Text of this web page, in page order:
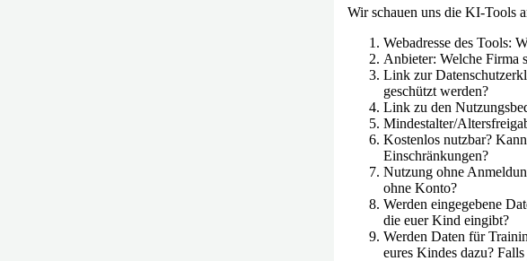
Wir schauen uns die KI-Tools
Webadresse des Tools:
Anbieter: Welche Firma
Link zur
geschützt werden?
Link zu den
Mindestalter/
Kostenlos nutzbar?
Einschränkungen?
Nutzung ohne
ohne Konto?
Werden eingegebene
die euer Kind eingibt?
Werden Daten für
eures Kindes dazu?